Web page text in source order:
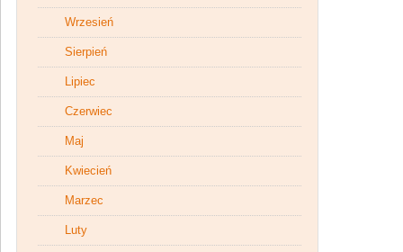
Wrzesień
Sierpień
Lipiec
Czerwiec
Maj
Kwiecień
Marzec
Luty